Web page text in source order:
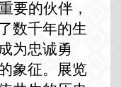
要的伙伴，
数千年的生
为忠诚勇
象征。展览